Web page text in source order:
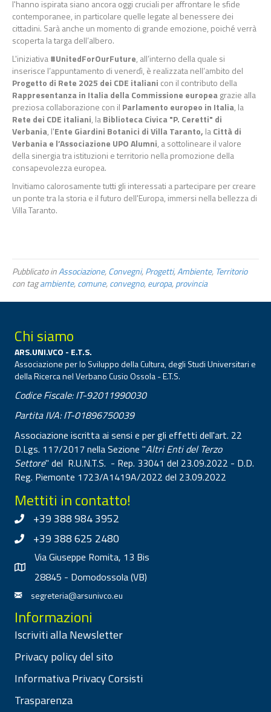
l'hanno ispirata siano ancora oggi cruciali per affrontare le sfide
contemporanee, in particolare quelle legate al benessere dei
cittadini. Sarà anche un momento di grande emozione, poiché verrà
scoperta la targa dell’albero.
L'iniziativa#UnitedForOurFuture, all’interno della quale si
inserisce l’appuntamento di venerdì, è realizzata nell’ambito del
Progetto di Rete 2025 dei CDE italiani con il contributo della
Rappresentanza in Italia della Commissione europeagrazie alla
preziosa collaborazione con il Parlamento europeo in Italia, la
Rete dei CDE italiani, laBiblioteca Civica "P. Ceretti" di
Verbania, l'Ente Giardini Botanici di Villa Taranto, laCittà di
Verbania e l’Associazione UPO Alumni, a sottolineare il valore
della sinergia tra istituzioni e territorio nella promozione della
consapevolezza europea.
Invitiamo calorosamente tutti gli interessati a partecipare per creare
un ponte tra la storia e il futuro dell'Europa, immersi nella bellezza di
Villa Taranto.
Pubblicato inAssociazione,Convegni,Progetti,Ambiente, Territorio
con tagambiente,comune,convegno,europa,provincia
Chi siamo
ARS.UNI.VCO - E.T.S.
Associazione per lo Sviluppo della Cultura, degli Studi Universitari e
della Ricerca nel Verbano Cusio Ossola - E.T.S.
Codice Fiscale: IT-92011990030
Partita IVA: IT-01896750039
Associazione iscritta ai sensi e per gli effetti dell'art. 22
D.Lgs. 117/2017 nella Sezione "Altri Enti del Terzo
Settore" del R.U.N.T.S. - Rep. 33041 del 23.09.2022 - D.D.
Reg. Piemonte 1723/A1419A/2022 del 23.09.2022
Mettiti in contatto!
+39 388 984 3952
+39 388 625 2480
Via Giuseppe Romita, 13 Bis
28845 - Domodossola (VB)
segreteria@arsunivco.eu
Informazioni
Iscriviti alla Newsletter
Privacy policy del sito
Informativa Privacy Corsisti
Trasparenza